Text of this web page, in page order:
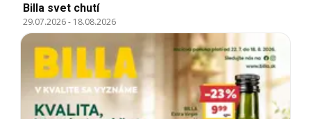
Billa svet chutí
29.07.2026- 18.08.2026